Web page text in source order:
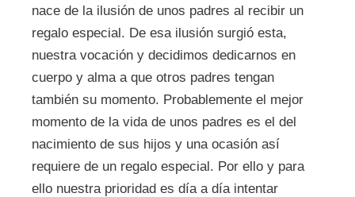
nace de la ilusión de unos padres al recibir un
regalo especial. De esa ilusión surgió esta,
nuestra vocación y decidimos dedicarnos en
cuerpo y alma a que otros padres tengan
también su momento. Probablemente el mejor
momento de la vida de unos padres es el del
nacimiento de sus hijos y una ocasión así
requiere de un regalo especial. Por ello y para
ello nuestra prioridad es día a día intentar